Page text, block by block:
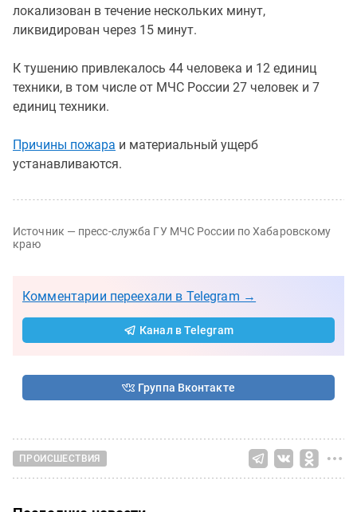
локализован в течение нескольких минут,
ликвидирован через 15 минут.
К тушению привлекалось 44 человека и 12 единиц
техники, в том числе от МЧС России 27 человек и 7
единиц техники.
Причины пожара и материальный ущерб
устанавливаются.
Источник — пресс-служба ГУ МЧС России по Хабаровскому
краю
Комментарии переехали в Telegram →
Канал в Telegram
Группа Вконтакте
ПРОИСШЕСТВИЯ